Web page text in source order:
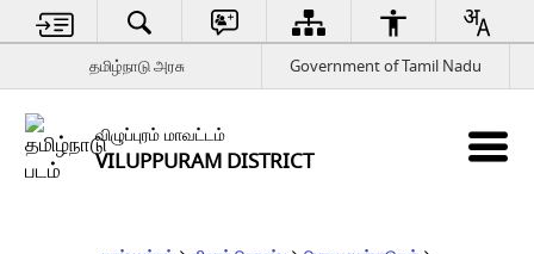
தமிழ்நாடு அரசு Government of Tamil Nadu
விழுப்புரம் மாவட்டம்
VILUPPURAM DISTRICT